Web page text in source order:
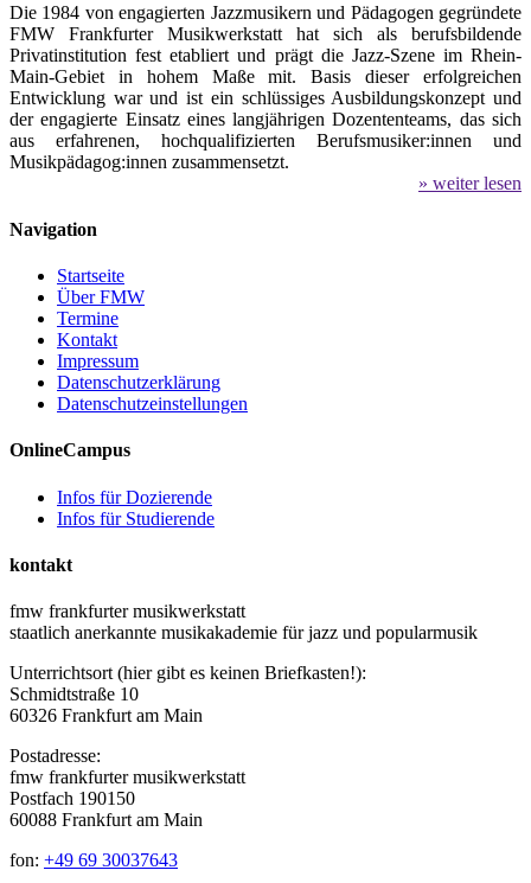
Die 1984 von engagierten Jazzmusikern und Pädagogen gegründete
FMW Frankfurter Musikwerkstatt hat sich als berufsbildende
Privatinstitution fest etabliert und prägt die Jazz-Szene im Rhein-
Main-Gebiet in hohem Maße mit. Basis dieser erfolgreichen
Entwicklung war und ist ein schlüssiges Ausbildungskonzept und
der engagierte Einsatz eines langjährigen Dozententeams, das sich
aus erfahrenen, hochqualifizierten Berufsmusiker:innen und
Musikpädagog:innen zusammensetzt.
» weiter lesen
Navigation
Startseite
Über FMW
Termine
Kontakt
Impressum
Datenschutzerklärung
Datenschutzeinstellungen
OnlineCampus
Infos für Dozierende
Infos für Studierende
kontakt
fmw frankfurter musikwerkstatt
staatlich anerkannte musikakademie für jazz und popularmusik
Unterrichtsort (hier gibt es keinen Briefkasten!):
Schmidtstraße 10
60326 Frankfurt am Main
Postadresse:
fmw frankfurter musikwerkstatt
Postfach 190150
60088 Frankfurt am Main
fon: +49 69 30037643